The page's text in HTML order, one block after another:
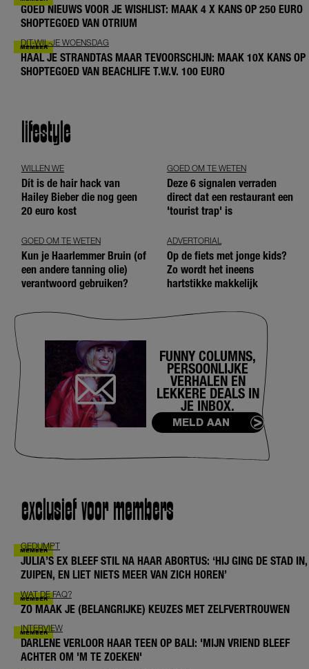
GOED NIEUWS VOOR JE WISHLIST: MAAK 4 X KANS OP 250 EURO
SHOPTEGOED VAN OTRIUM
DIT-WIL-JE WOENSDAG
HAAL JE STRANDTAS MAAR TEVOORSCHIJN: MAAK 10X KANS OP
SHOPTEGOED VAN BEACHLIFE T.W.V. 100 EURO
lifestyle
WILLEN WE
Dít is de hair hack van
Hailey Bieber die nog geen
20 euro kost
GOED OM TE WETEN
Deze 6 signalen verraden
direct dat een restaurant een
'tourist trap' is
GOED OM TE WETEN
Kun je Haarlemmer Bruin (of
een andere tanning olie)
verantwoord gebruiken?
ADVERTORIAL
Op de fiets met jonge kids?
Zo wordt het ineens
hartstikke makkelijk
FUNNY COLUMNS,
PERSOONLIJKE
VERHALEN EN
LEKKERE DEALS IN
JE INBOX.
MELD AAN
exclusief voor members
GEDUMPT
JULIA’S EX BLEEF STIL NA HAAR ABORTUS: ‘HIJ GING DE STAD IN,
ZUIPEN, EN LIET NIETS MEER VAN ZICH HOREN’
WAT DE FAQ?
ZO MAAK JE (BELANGRIJKE) KEUZES MET ZELFVERTROUWEN
INTERVIEW
DARLENE VERLOOR HAAR TEEN OP BALI: 'MIJN VRIEND BLEEF
ACHTER OM 'M TE ZOEKEN'